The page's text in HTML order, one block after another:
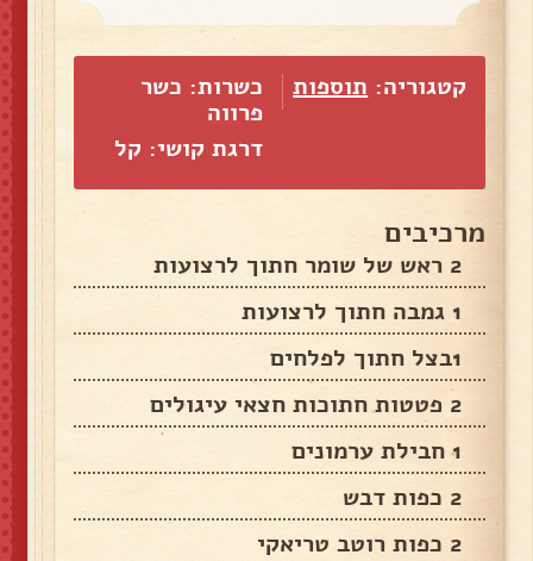
קטגוריה: תוספות
כשרות: כשר
פרווה
דרגת קושי: קל
מרכיבים
2 ראש של שומר חתוך לרצועות
1 גמבה חתוך לרצועות
1בצל חתוך לפלחים
2 פטטות חתוכות חצאי עיגולים
1 חבילת ערמונים
2 כפות דבש
2 כפות רוטב טריאקי